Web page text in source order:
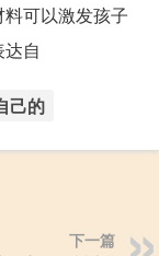
可以激发孩子
自
己的
下一篇